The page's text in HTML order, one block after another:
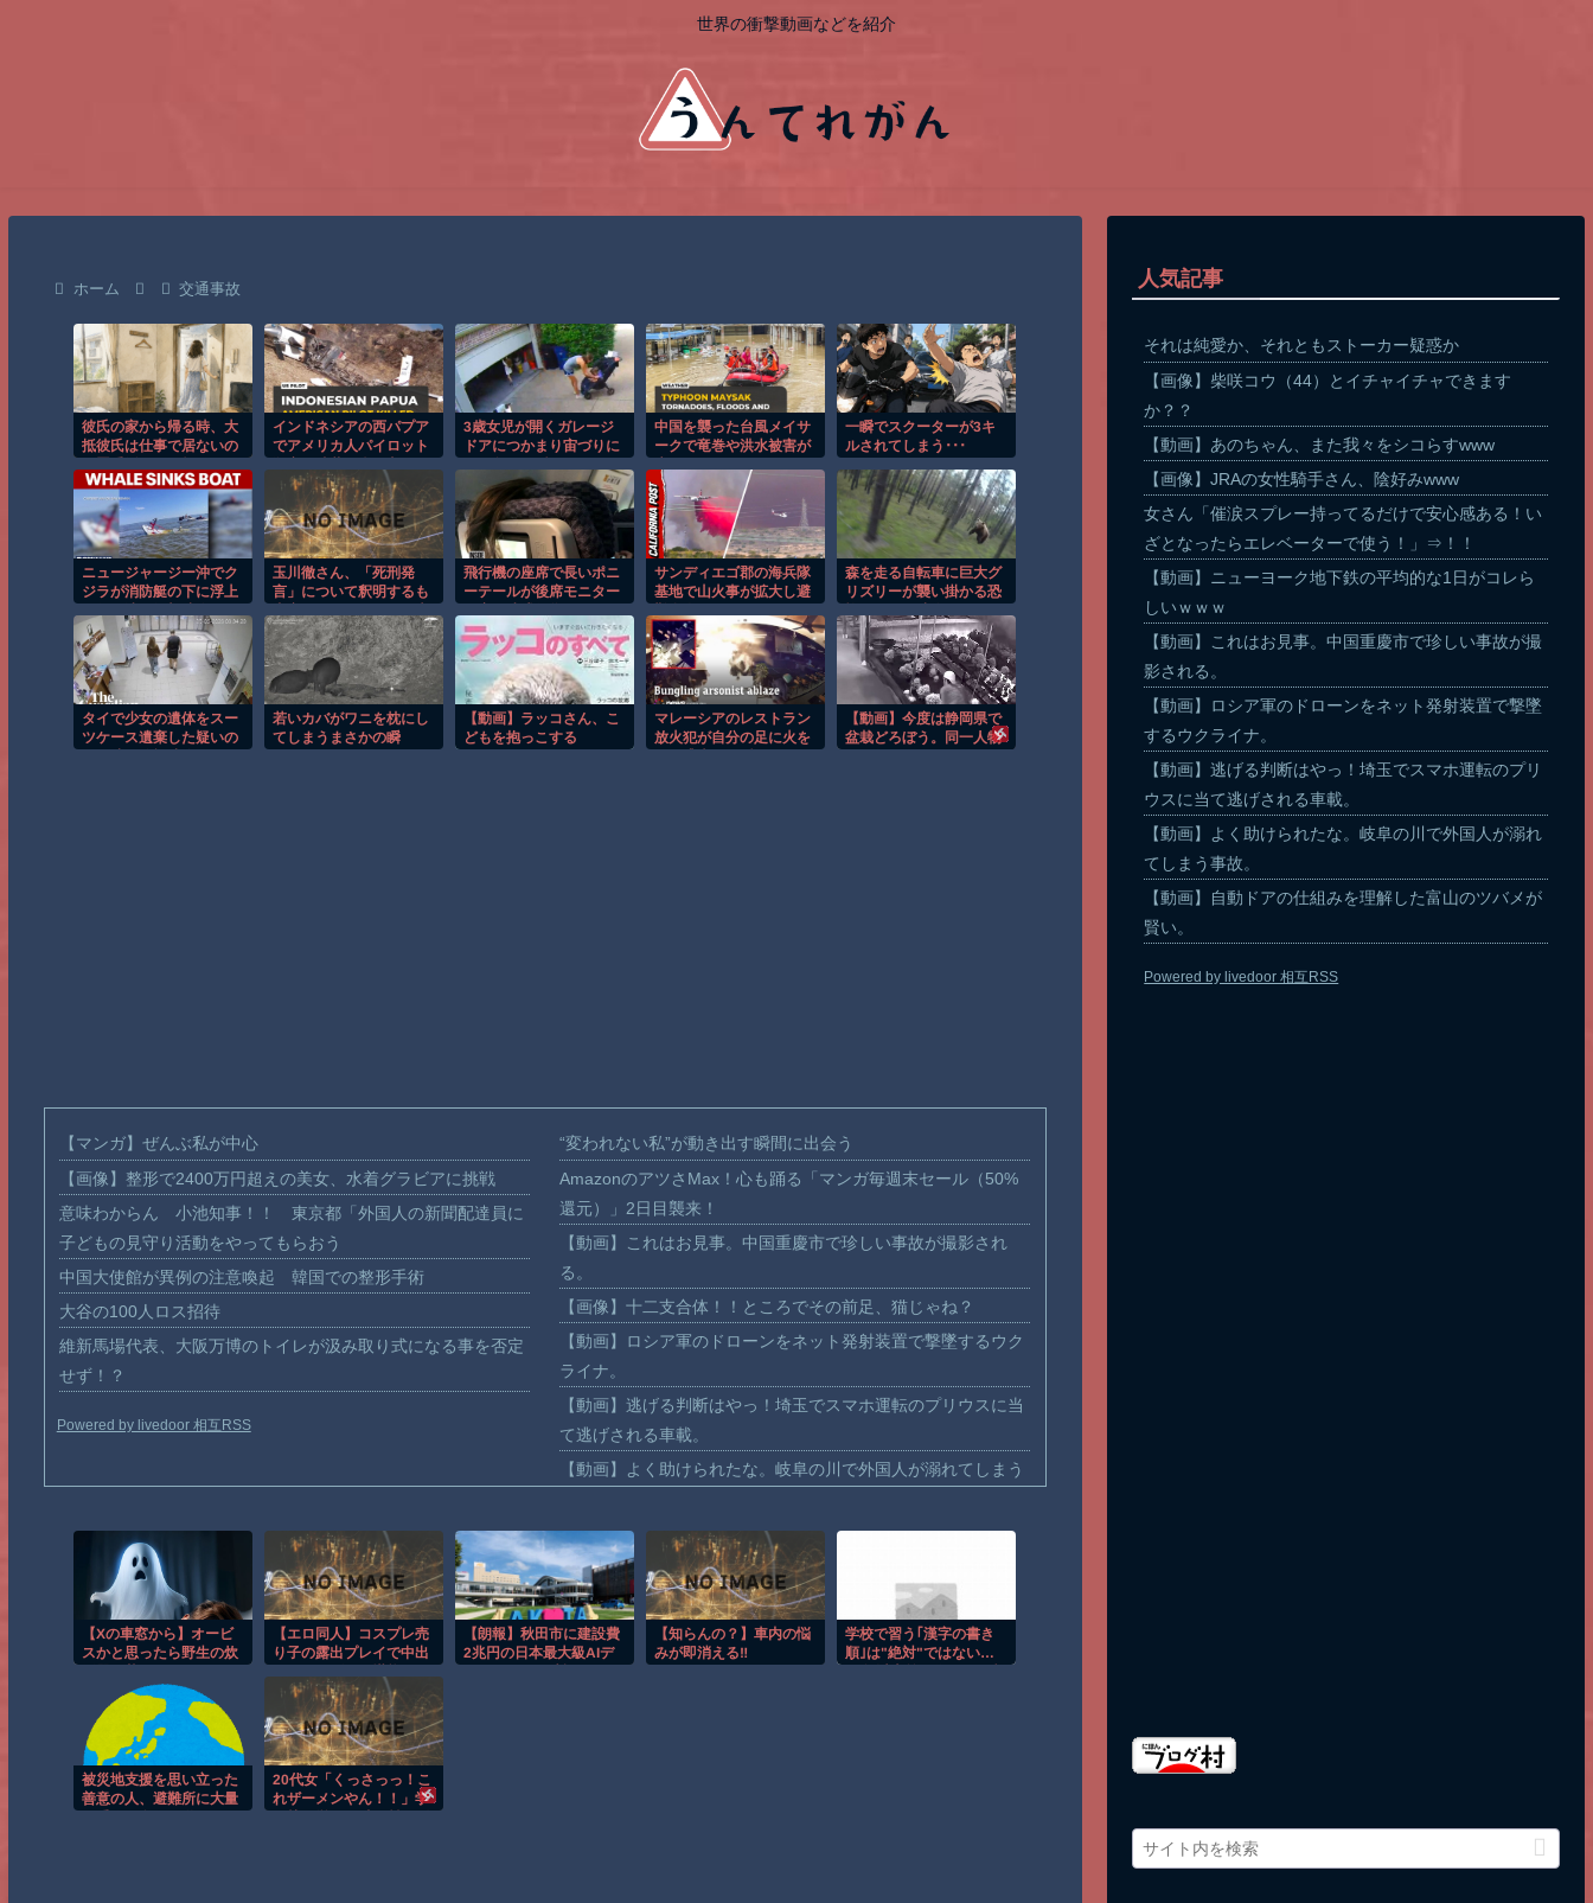
世界の衝撃動画などを紹介
ホーム 交通事故
彼氏の家から帰る時、大
抵彼氏は仕事で居ないの
インドネシアの西パプア
でアメリカ人パイロット
3歳女児が開くガレージ
ドアにつかまり宙づりに
中国を襲った台風メイサ
ークで竜巻や洪水被害が
一瞬でスクーターが3キ
ルされてしまう･･･
ニュージャージー沖でク
ジラが消防艇の下に浮上
玉川徹さん、「死刑発
言」について釈明するも
炎上……
飛行機の座席で長いポニ
ーテールが後席モニター
サンディエゴ郡の海兵隊
基地で山火事が拡大し避
森を走る自転車に巨大グ
リズリーが襲い掛かる恐
タイで少女の遺体をスー
ツケース遺棄した疑いの
若いカバがワニを枕にし
てしまうまさかの瞬
【動画】ラッコさん、こ
どもを抱っこする
マレーシアのレストラン
放火犯が自分の足に火を
【動画】今度は静岡県で
盆栽どろぼう。同一人物
【マンガ】ぜんぶ私が中心
【画像】整形で2400万円超えの美女、水着グラビアに挑戦
意味わからん 小池知事！！ 東京都「外国人の新聞配達員に
子どもの見守り活動をやってもらおう
中国大使館が異例の注意喚起 韓国での整形手術
大谷の100人ロス招待
維新馬場代表、大阪万博のトイレが汲み取り式になる事を否定
せず！？
Powered by livedoor 相互RSS
“変われない私”が動き出す瞬間に出会う
AmazonのアツさMax！心も踊る「マンガ毎週末セール（50%
還元）」2日目襲来！
【動画】これはお見事。中国重慶市で珍しい事故が撮影され
る。
【画像】十二支合体！！ところでその前足、猫じゃね？
【動画】ロシア軍のドローンをネット発射装置で撃墜するウク
ライナ。
【動画】逃げる判断はやっ！埼玉でスマホ運転のプリウスに当
て逃げされる車載。
【動画】よく助けられたな。岐阜の川で外国人が溺れてしまう
渡邊渚さん「私がPTSDと診断された当時、世間はまだPTSDと
いう言葉は浸透されていませんでした」
【動画】自動ドアの仕組みを理解した富山のツバメが賢い。
【朗報】Amazon、汗が飛び散る灼熱の「マンガ毎週末セール
（50%還元）」を開催！
【Xの車窓から】オービ
スかと思ったら野生の炊
【エロ同人】コスプレ売
り子の露出プレイで中出
夜のオフ会ｗ
【朗報】秋田市に建設費
2兆円の日本最大級AIデ
【知らんの？】車内の悩
みが即消える‼
学校で習う｢漢字の書き
順｣は"絶対"ではない…
被災地支援を思い立った
善意の人、避難所に大量
20代女「くっさっっ！こ
れザーメンやん！！」学
人気記事
それは純愛か、それともストーカー疑惑か
【画像】柴咲コウ（44）とイチャイチャできます
か？？
【動画】あのちゃん、また我々をシコらすwww
【画像】JRAの女性騎手さん、陰好みwww
女さん「催涙スプレー持ってるだけで安心感ある！い
ざとなったらエレベーターで使う！」⇒！！
【動画】ニューヨーク地下鉄の平均的な1日がコレら
しいｗｗｗ
【動画】これはお見事。中国重慶市で珍しい事故が撮
影される。
【動画】ロシア軍のドローンをネット発射装置で撃墜
するウクライナ。
【動画】逃げる判断はやっ！埼玉でスマホ運転のプリ
ウスに当て逃げされる車載。
【動画】よく助けられたな。岐阜の川で外国人が溺れ
てしまう事故。
【動画】自動ドアの仕組みを理解した富山のツバメが
賢い。
Powered by livedoor 相互RSS